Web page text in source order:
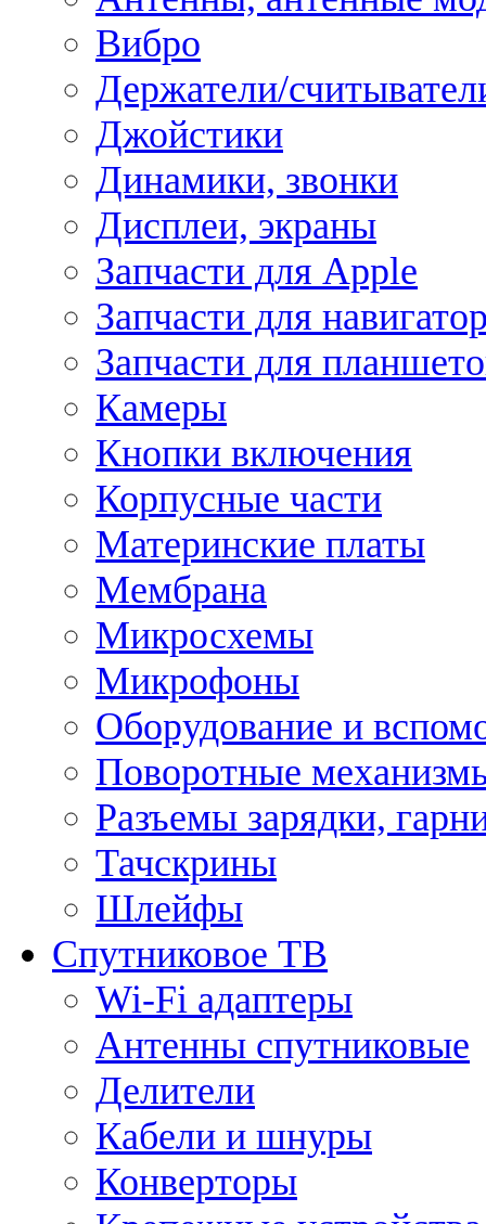
Вибро
Держатели/
Джойстики
Динамики, звонки
Дисплеи, экраны
Запчасти для Apple
Запчасти для
Запчасти для
Камеры
Кнопки включения
Корпусные части
Материнские платы
Мембрана
Микросхемы
Микрофоны
Оборудование и
Поворотные
Разъемы зарядки,
Тачскрины
Шлейфы
Спутниковое ТВ
Wi-Fi адаптеры
Антенны спутниковые
Делители
Кабели и шнуры
Конверторы